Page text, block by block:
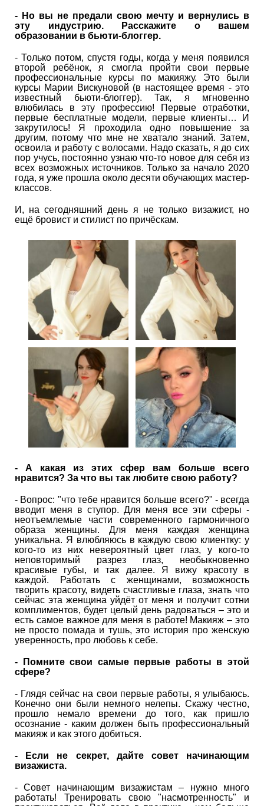
- Но вы не предали свою мечту и вернулись в
эту индустрию. Расскажите о вашем
образовании в бьюти-блоггер.
- Только потом, спустя годы, когда у меня появился
второй ребёнок, я смогла пройти свои первые
профессиональные курсы по макияжу. Это были
курсы Марии Вискуновой (в настоящее время - это
известный бьюти-блоггер). Так, я мгновенно
влюбилась в эту профессию! Первые отработки,
первые бесплатные модели, первые клиенты… И
закрутилось! Я проходила одно повышение за
другим, потому что мне не хватало знаний. Затем,
освоила и работу с волосами. Надо сказать, я до сих
пор учусь, постоянно узнаю что-то новое для себя из
всех возможных источников. Только за начало 2020
года, я уже прошла около десяти обучающих мастер-
классов.
И, на сегодняшний день я не только визажист, но
ещё бровист и стилист по причёскам.
- А какая из этих сфер вам больше всего
нравится? За что вы так любите свою работу?
- Вопрос: "что тебе нравится больше всего?" - всегда
вводит меня в ступор. Для меня все эти сферы -
неотъемлемые части современного гармоничного
образа женщины. Для меня каждая женщина
уникальна. Я влюбляюсь в каждую свою клиентку: у
кого-то из них невероятный цвет глаз, у кого-то
неповторимый разрез глаз, необыкновенно
красивые губы, и так далее. Я вижу красоту в
каждой. Работать с женщинами, возможность
творить красоту, видеть счастливые глаза, знать что
сейчас эта женщина уйдёт от меня и получит сотни
комплиментов, будет целый день радоваться – это и
есть самое важное для меня в работе! Макияж – это
не просто помада и тушь, это история про женскую
уверенность, про любовь к себе.
- Помните свои самые первые работы в этой
сфере?
- Глядя сейчас на свои первые работы, я улыбаюсь.
Конечно они были немного нелепы. Скажу честно,
прошло немало времени до того, как пришло
осознание - каким должен быть профессиональный
макияж и как этого добиться.
- Если не секрет, дайте совет начинающим
визажиста.
- Совет начинающим визажистам – нужно много
работать! Тренировать свою "насмотренность" и